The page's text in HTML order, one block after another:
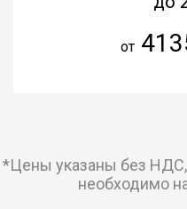
от
*Цены указаны без
необходимо